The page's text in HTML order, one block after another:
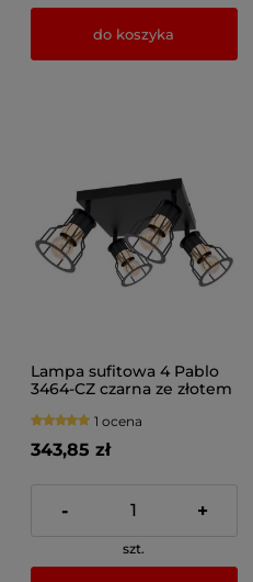
do koszyka
Lampa sufitowa 4 Pablo
3464-CZ czarna ze złotem
1 ocena
343,85 zł
- +
szt.